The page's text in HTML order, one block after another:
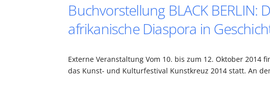
Buchvorstellung BLACK
afrikanische Diaspora in
Externe Veranstaltung Vom 10. bis zum 12. Oktober
das Kunst- und Kulturfestival Kunstkreuz 2014 statt. An